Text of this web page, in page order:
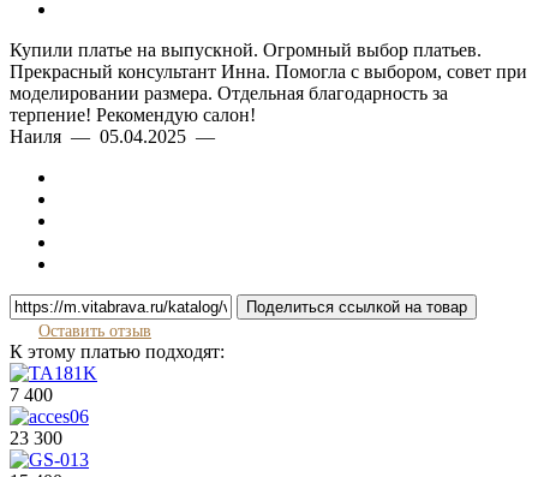
Купили платье на выпускной. Огромный выбор платьев.
Прекрасный консультант Инна. Помогла с выбором, совет при
моделировании размера. Отдельная благодарность за
терпение! Рекомендую салон!
Наиля — 05.04.2025 —
Поделиться ссылкой на товар
Оставить отзыв
К этому платью подходят:
7 400
23 300